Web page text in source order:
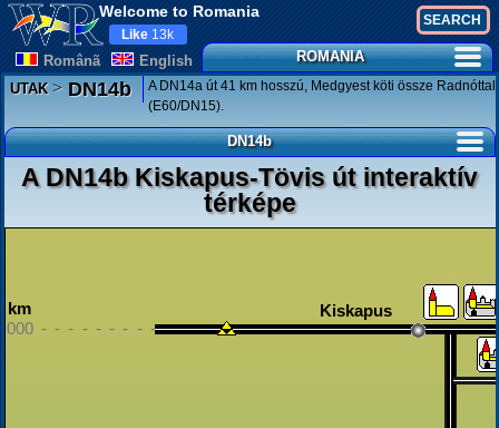
Welcome to Romania
Românã English
Like 13k
ROMANIA
UTAK>DN14b
A DN14a út 41 km hosszú, Medgyest köti össze Radnóttal
(E60/DN15).
DN14b
A DN14b Kiskapus-Tövis út interaktív
térképe
km
000 - - - - - - - - - - - - - - - - - - - - - - - - - - - - - - - - -
Kiskapus